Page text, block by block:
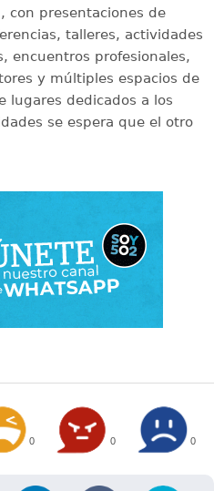
con presentaciones de
talleres, actividades
encuentros profesionales,
y múltiples espacios de
lugares dedicados a los
se espera que el otro
0 0 0